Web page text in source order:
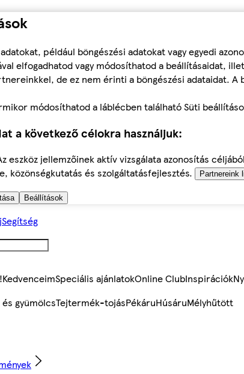
például böngészési adatokat vagy egyedi
elfogadhatod vagy módosíthatod a beállításaidat,
de ez nem érinti a böngészési adataidat.
módosíthatod a láblécben található Süti
a következő célokra használjuk:
eszköz jellemzőinek aktív vizsgálata azonosítás
közönségkutatás és szolgáltatásfejlesztés.
Partnereink
Beállítások
Segítség
KedvenceimSpeciális ajánlatokOnline ClubInspirációk
gyümölcsTejtermék-tojásPékáruHúsáruMélyhűtött